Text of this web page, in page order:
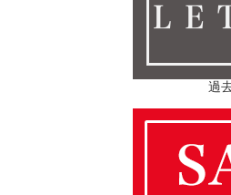
ＬＥ
過